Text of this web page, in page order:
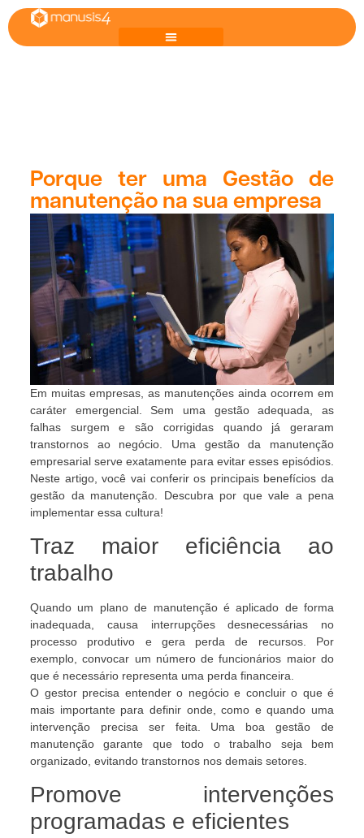
Porque ter uma Gestão de
manutenção na sua empresa
Em muitas empresas, as manutenções ainda ocorrem em
caráter emergencial. Sem uma gestão adequada, as
falhas surgem e são corrigidas quando já geraram
transtornos ao negócio. Uma gestão da manutenção
empresarial serve exatamente para evitar esses episódios.
Neste artigo, você vai conferir os principais benefícios da
gestão da manutenção. Descubra por que vale a pena
implementar essa cultura!
Traz maior eficiência ao
trabalho
Quando um plano de manutenção é aplicado de forma
inadequada, causa interrupções desnecessárias no
processo produtivo e gera perda de recursos. Por
exemplo, convocar um número de funcionários maior do
que é necessário representa uma perda financeira.
O gestor precisa entender o negócio e concluir o que é
mais importante para definir onde, como e quando uma
intervenção precisa ser feita. Uma boa gestão de
manutenção garante que todo o trabalho seja bem
organizado, evitando transtornos nos demais setores.
Promove intervenções
programadas e eficientes